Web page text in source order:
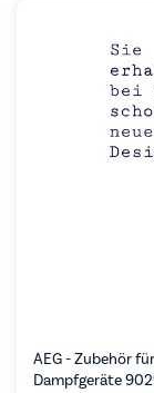
AEG - Zubehör
Dampfgeräte